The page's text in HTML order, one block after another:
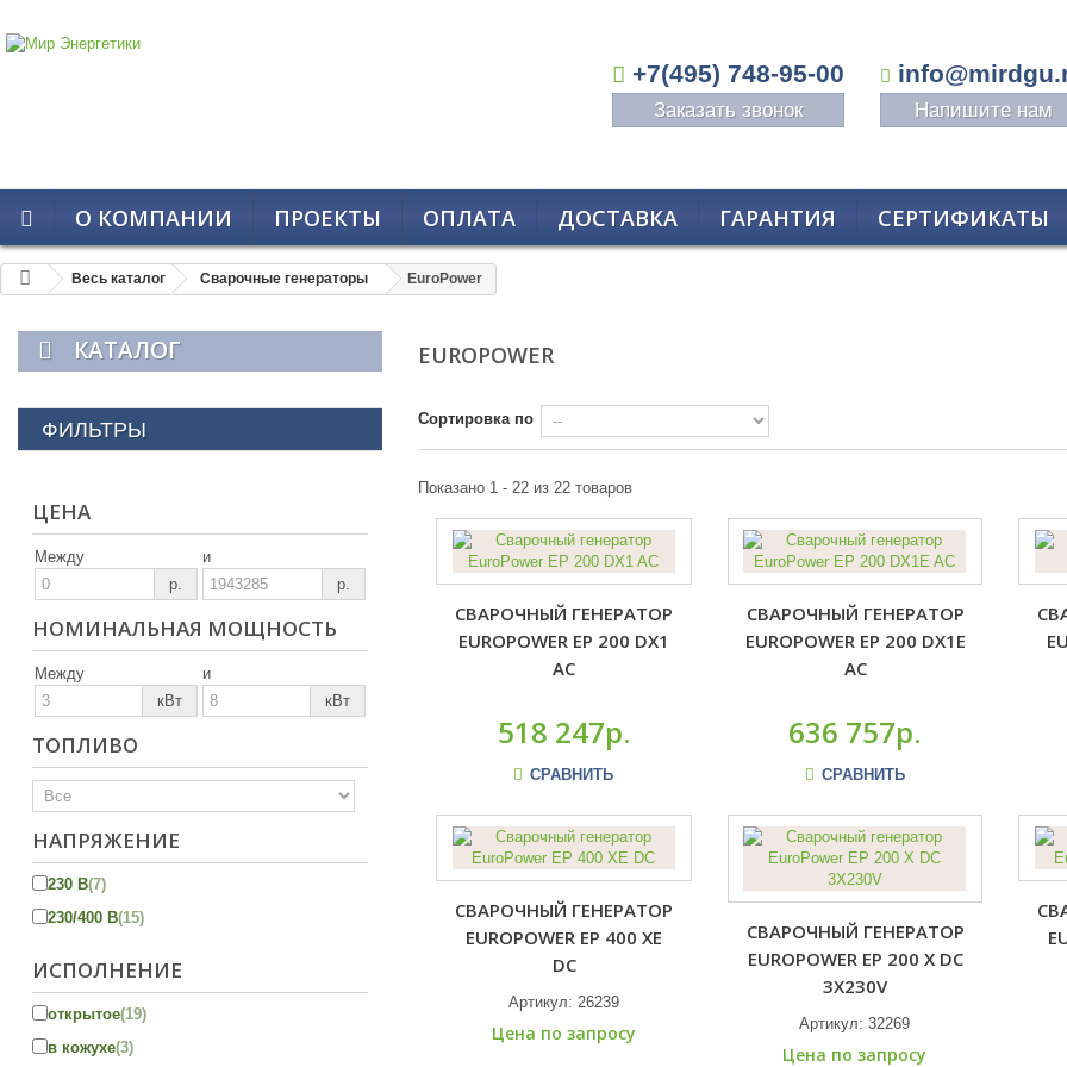
+7(495) 748-95-00
Заказать звонок Напишите нам
О КОМПАНИИ ПРОЕКТЫ ОПЛАТА ДОСТАВКА ГАРАНТИЯ СЕРТИФИКАТЫ
Весь каталог Сварочные генераторы EuroPower
КАТАЛОГ
ФИЛЬТРЫ
ЦЕНА
Между
р.
и
р.
НОМИНАЛЬНАЯ МОЩНОСТЬ
Между
кВт
и
кВт
ТОПЛИВО
НАПРЯЖЕНИЕ
230 В(7)
230/400 В(15)
ИСПОЛНЕНИЕ
открытое(19)
в кожухе(3)
EUROPOWER
Сортировка по
Показано 1 - 22 из 22 товаров
СВАРОЧНЫЙ ГЕНЕРАТОР
EUROPOWER EP 200 DX1
AC
518 247р.
СРАВНИТЬ
СВАРОЧНЫЙ ГЕНЕРАТОР
EUROPOWER EP 200 DX1E
AC
636 757р.
СРАВНИТЬ
СВАРОЧНЫЙ ГЕНЕРАТОР
EUROPOWER EP 400 XE
DC
Артикул: 26239
Цена по запросу
СВАРОЧНЫЙ ГЕНЕРАТОР
EUROPOWER EP 200 X DC
3X230V
Артикул:32269
Цена по запросу